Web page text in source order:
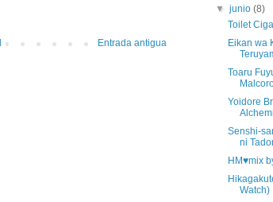
Entrada antigua
▼junio(8)
Toilet
Eikan wa
Toaru
Yoidore
Senshi-
ni
HM♥mix
Watch)